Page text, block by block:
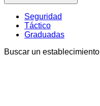
Seguridad
Táctico
Graduadas
Buscar un establecimiento